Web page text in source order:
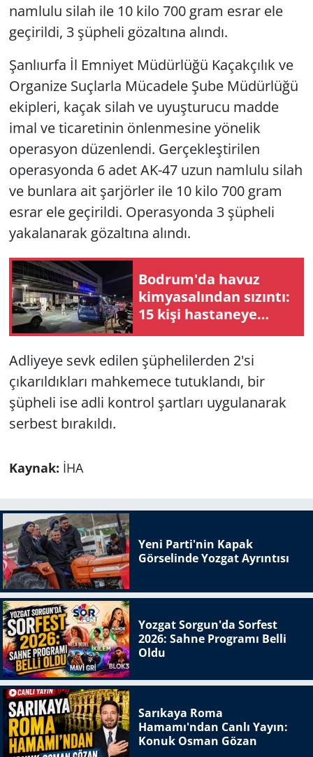
namlulu silah ile 10 kilo 700 gram esrar ele
geçirildi, 3 şüpheli gözaltına alındı.
Şanlıurfa İl Emniyet Müdürlüğü Kaçakçılık ve
Organize Suçlarla Mücadele Şube Müdürlüğü
ekipleri, kaçak silah ve uyuşturucu madde
imal ve ticaretinin önlenmesine yönelik
operasyon düzenlendi. Gerçekleştirilen
operasyonda 6 adet AK-47 uzun namlulu silah
ve bunlara ait şarjörler ile 10 kilo 700 gram
esrar ele geçirildi. Operasyonda 3 şüpheli
yakalanarak gözaltına alındı.
Bodrum'da havuz
kimyasalından sızıntı:
15 kişi hastaneye
kaldırıldı
Adliyeye sevk edilen şüphelilerden 2'si
çıkarıldıkları mahkemece tutuklandı, bir
şüpheli ise adli kontrol şartları uygulanarak
serbest bırakıldı.
Kaynak: İHA
Yeni Parti'nin Kapak
Görselinde Yozgat Ayrıntısı
Yozgat Sorgun'da Sorfest
2026: Sahne Programı Belli
Oldu
Sarıkaya Roma
Hamamı'ndan Canlı Yayın:
Konuk Osman Gözan